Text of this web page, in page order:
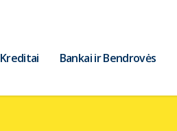
Kreditai Bankai ir Bendrovės